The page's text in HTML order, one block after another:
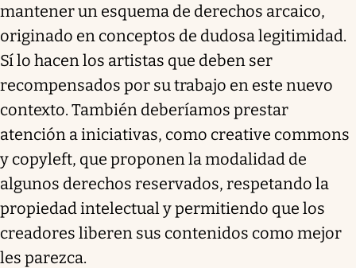
mantener un esquema de derechos arcaico,
originado en conceptos de dudosa legitimidad.
Sí lo hacen los artistas que deben ser
recompensados por su trabajo en este nuevo
contexto. También deberíamos prestar
atención a iniciativas, como creative commons
y copyleft, que proponen la modalidad de
algunos derechos reservados, respetando la
propiedad intelectual y permitiendo que los
creadores liberen sus contenidos como mejor
les parezca.